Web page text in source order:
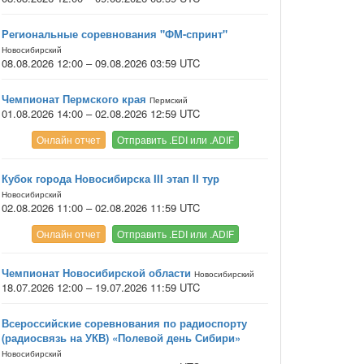
Региональные соревнования "ФМ-спринт"
Новосибирский
08.08.2026 12:00 – 09.08.2026 03:59 UTC
Чемпионат Пермского края Пермский
01.08.2026 14:00 – 02.08.2026 12:59 UTC
Онлайн отчет Отправить .EDI или .ADIF
Кубок города Новосибирска III этап II тур
Новосибирский
02.08.2026 11:00 – 02.08.2026 11:59 UTC
Онлайн отчет Отправить .EDI или .ADIF
Чемпионат Новосибирской области Новосибирский
18.07.2026 12:00 – 19.07.2026 11:59 UTC
Всероссийские соревнования по радиоспорту
(радиосвязь на УКВ) «Полевой день Сибири»
Новосибирский